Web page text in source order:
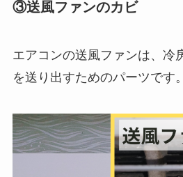
③送風ファンのカビ
エアコンの送風ファンは、冷
を送り出すためのパーツです。